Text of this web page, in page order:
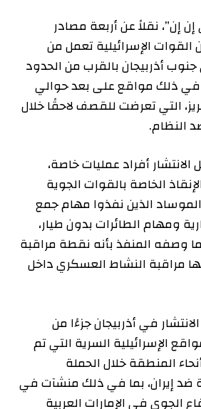
نقلاً عن أربعة مصادر
القوات الإسرائيلية تعمل من
أذربيجان بالقرب من الحدود
في ذلك مواقع على بعد حوالي
التي تعرضت للقصف لاحقًا خلال
النظام.
أفراد عمليات خاصة،
الخاصة بالقوات الجوية
الموساد الذين نفذوا مهام جمع
ومهام الطائرات بدون طيار،
وصفه المنفذ بأنه نقطة مراقبة
مراقبة النشاط العسكري داخل
في أذربيجان جزءًا من
الإسرائيلية السرية التي تم
المنطقة خلال الحملة
ضد إيران، بما في ذلك منشآت في
الجوي في الإمارات العربية